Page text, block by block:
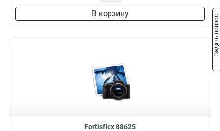
В корзину
Fortisflex 88625
Задать вопрос